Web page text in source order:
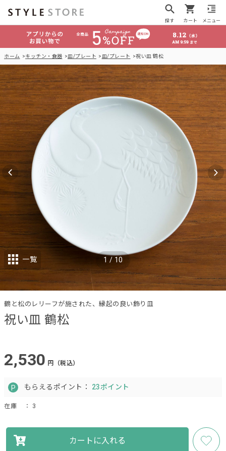
探す カート メニュー
ホーム キッチン・食器 皿/プレート 皿/プレート 祝い皿 鶴松
祝い皿 鶴松
鶴と松のレリーフが施された、縁起の良い飾り皿
2,530 円（税込）
もらえるポイント： 23ポイント
在庫 ： 3
カートに入れる
1 / 10
一覧